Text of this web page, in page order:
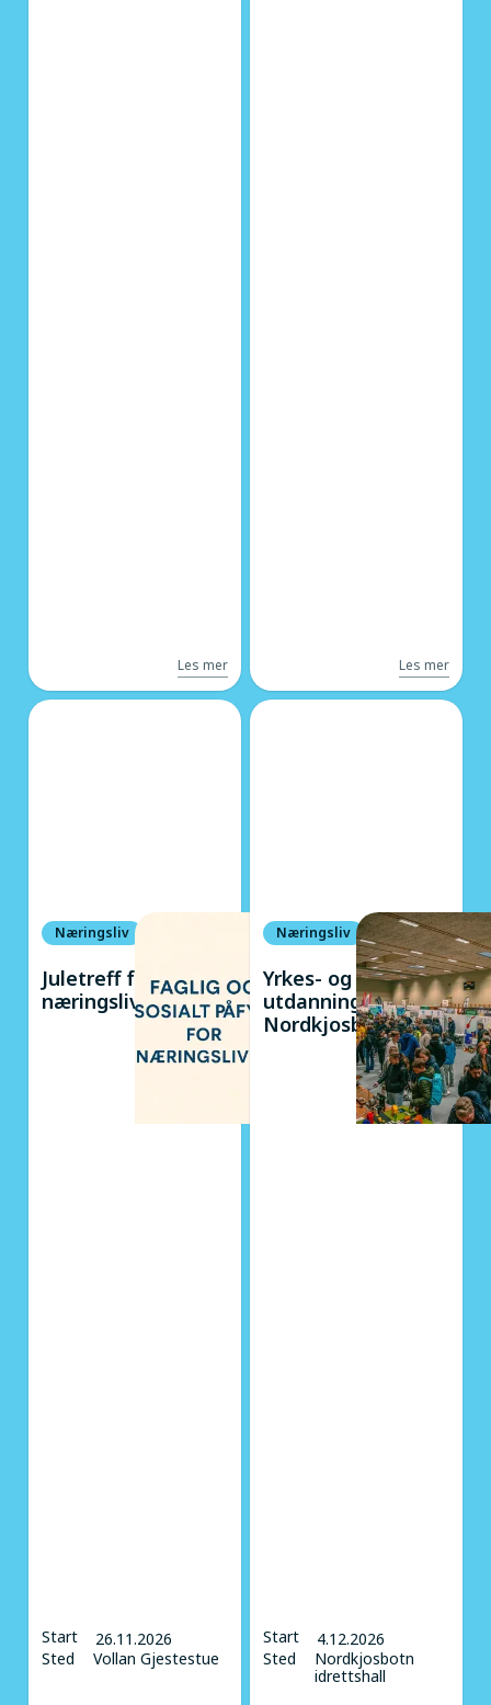
Les mer Les mer
Næringsliv
Juletreff for
næringslivet
Start
26.11.2026
Sted
Vollan Gjestestue
Næringsliv
Yrkes- og
utdanningsmesse
Nordkjosbotn
Start
4.12.2026
Sted
Nordkjosbotn
idrettshall